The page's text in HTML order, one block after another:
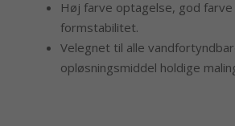
Høj farve optagelse, god
formstabilitet.
Velegnet til alle
opløsningsmiddel holdige